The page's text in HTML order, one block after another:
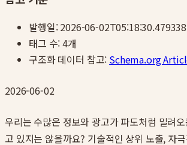
발행일:2026-06-
태그 수:4개
구조화 데이터 참고: Schema.org
2026-06-02
우리는 수많은 정보와 광고가 파도처럼 밀려
고 있지는 않을까요? 기술적인 상위 노출, 자